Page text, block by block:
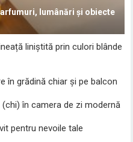
lumânări și obiecte
liniștită prin culori blânde
în grădină chiar și pe balcon
în camera de zi modernă
pentru nevoile tale